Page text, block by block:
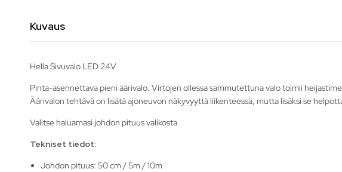
Kuvaus
Hella Sivuvalo LED 24V
Pinta-asennettava pieni äärivalo. Virtojen ollessa sammutettuna valo toimii
Äärivalon tehtävä on lisätä ajoneuvon näkyvyyttä liikenteessä, mutta lisäksi se
Valitse haluamasi johdon pituus valikosta
Tekniset tiedot:
Johdon pituus: 50 cm / 5m / 10m